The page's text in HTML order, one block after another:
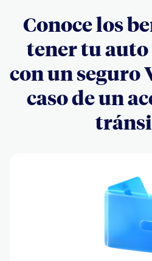
Conoce los
tener tu
con un seguro
caso de un